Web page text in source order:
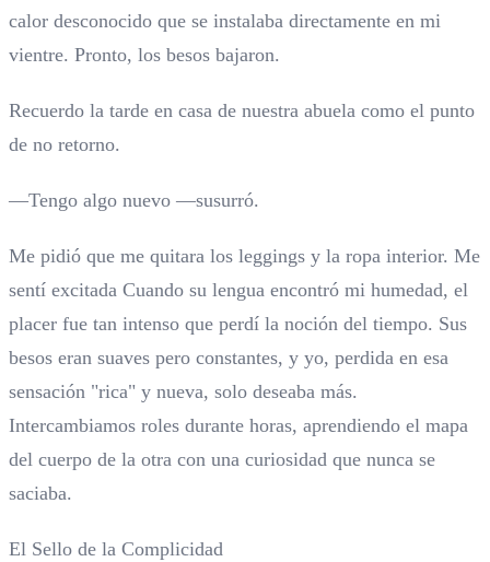
calor desconocido que se instalaba directamente en mi
vientre. Pronto, los besos bajaron.
Recuerdo la tarde en casa de nuestra abuela como el punto
de no retorno.
—Tengo algo nuevo —susurró.
Me pidió que me quitara los leggings y la ropa interior. Me
sentí excitada Cuando su lengua encontró mi humedad, el
placer fue tan intenso que perdí la noción del tiempo. Sus
besos eran suaves pero constantes, y yo, perdida en esa
sensación "rica" y nueva, solo deseaba más.
Intercambiamos roles durante horas, aprendiendo el mapa
del cuerpo de la otra con una curiosidad que nunca se
saciaba.
El Sello de la Complicidad